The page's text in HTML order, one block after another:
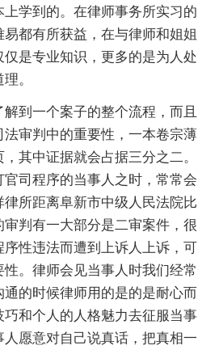
学到的。在律师事务所实习的
易都有所获益，在与律师和姐姐
是专业知识，更多的是为人处
。
一个案子的整个流程，而且
法审判中的重要性，一本卷宗薄
其中证据就会占据三分之二。
司程序的当事人之时，常常会
所距离阜新市中级人民法院比
判有一大部分是二审案件，很
性违法而遭到上诉人上诉，可
。律师会见当事人时我们经常
的时候律师用的是的是耐心而
和个人的人格魅力去征服当事
人愿意对自己说真话，把真相一